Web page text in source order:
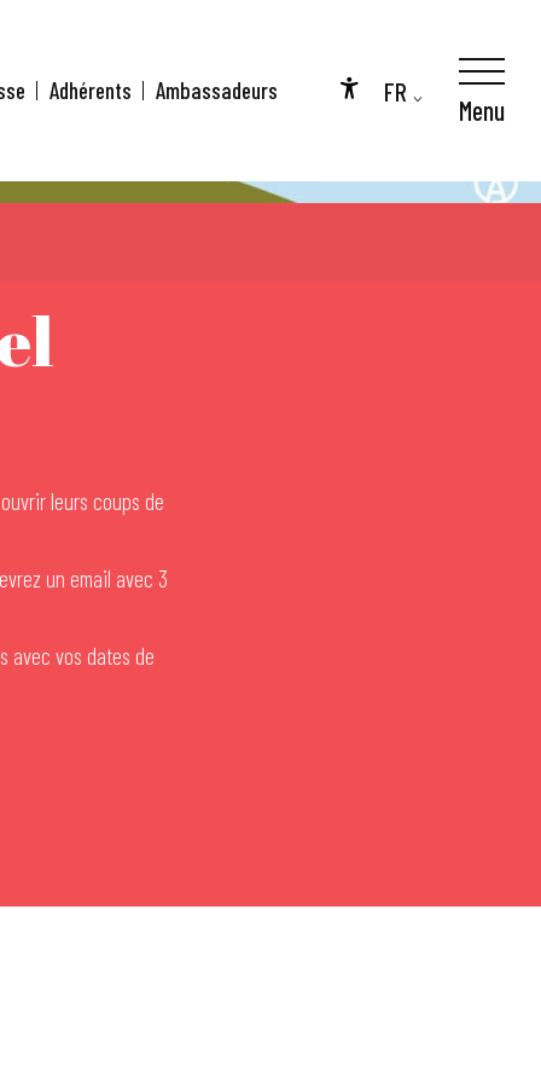
Accessibilité
FR
Adhérents Ambassadeurs
Menu
leurs coups de
un email avec 3
avec vos dates de